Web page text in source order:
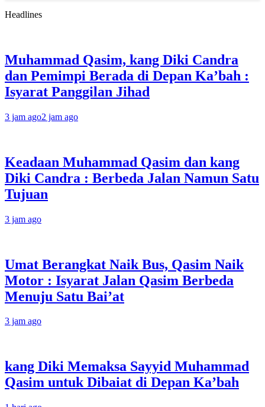
Headlines
Muhammad Qasim, kang Diki Candra
dan Pemimpi Berada di Depan Ka’bah :
Isyarat Panggilan Jihad
3 jam ago2 jam ago
Keadaan Muhammad Qasim dan kang
Diki Candra : Berbeda Jalan Namun Satu
Tujuan
3 jam ago
Umat Berangkat Naik Bus, Qasim Naik
Motor : Isyarat Jalan Qasim Berbeda
Menuju Satu Bai’at
3 jam ago
kang Diki Memaksa Sayyid Muhammad
Qasim untuk Dibaiat di Depan Ka’bah